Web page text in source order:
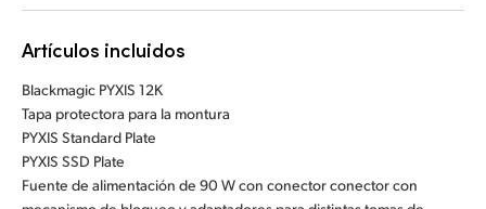
Artículos incluidos
Blackmagic PYXIS 12K
Tapa protectora para la montura
PYXIS Standard Plate
PYXIS SSD Plate
Fuente de alimentación de 90 W con conector conector con